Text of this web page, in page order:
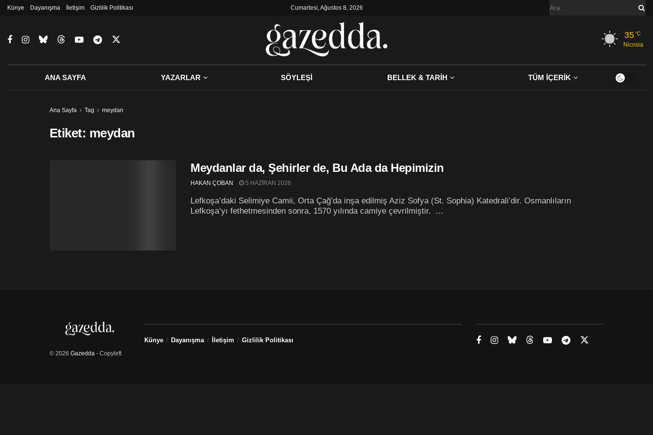
Künye Dayanışma İletişim Gizlilik Politikası Cumartesi, Ağustos 8, 2026
35°C
Nicosia
ANA SAYFA YAZARLAR SÖYLEŞİ BELLEK & TARİH TÜM İÇERİK
Ana Sayfa Tag meydan
Etiket: meydan
Meydanlar da, Şehirler de, Bu Ada da Hepimizin
HAKAN ÇOBAN 5 HAZIRAN 2026
Lefkoşa’daki Selimiye Camii, Orta Çağ’da inşa edilmiş Aziz Sofya (St. Sophia) Katedrali’dir. Osmanlıların
Lefkoşa’yı fethetmesinden sonra, 1570 yılında camiye çevrilmiştir. ...
© 2026 Gazedda - Copyleft
Künye Dayanışma İletişim Gizlilik Politikası